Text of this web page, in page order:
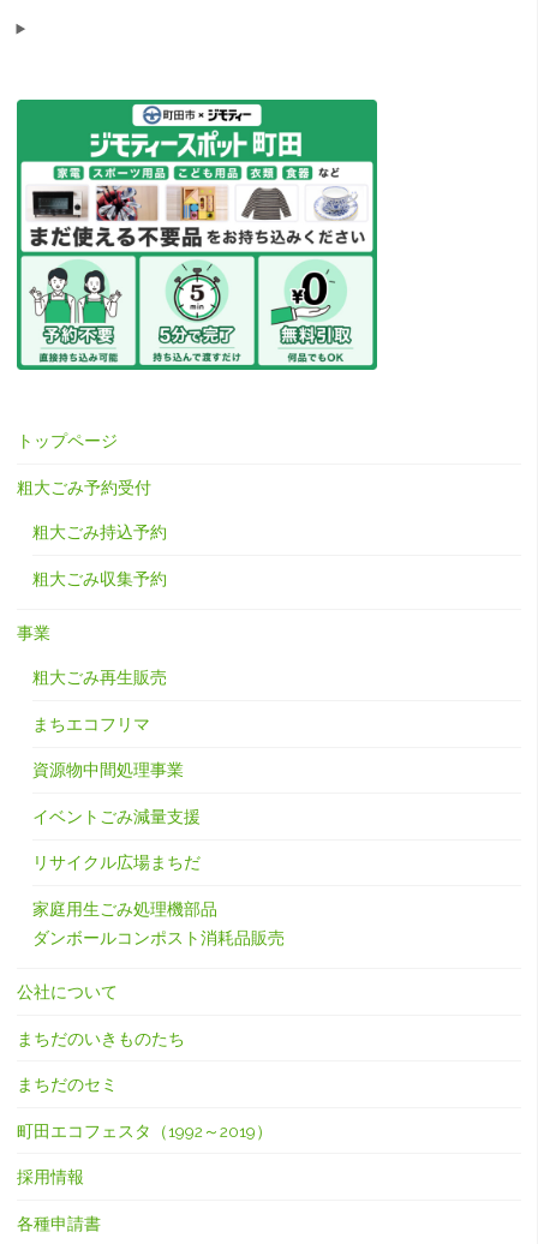
トップページ
粗大ごみ予約受付
粗大ごみ持込予約
粗大ごみ収集予約
事業
粗大ごみ再生販売
まちエコフリマ
資源物中間処理事業
イベントごみ減量支援
リサイクル広場まちだ
家庭用生ごみ処理機部品
ダンボールコンポスト消耗品販売
公社について
まちだのいきものたち
まちだのセミ
町田エコフェスタ（1992～2019）
採用情報
各種申請書